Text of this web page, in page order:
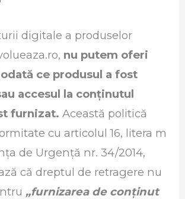
digitale a produselor
nu putem oferi
ce produsul a fost
accesul la conținutul
furnizat.Această politică
cu articolul 16, litera m
de Urgență nr. 34/2014,
că dreptul de retragere nu
„furnizarea de conținut